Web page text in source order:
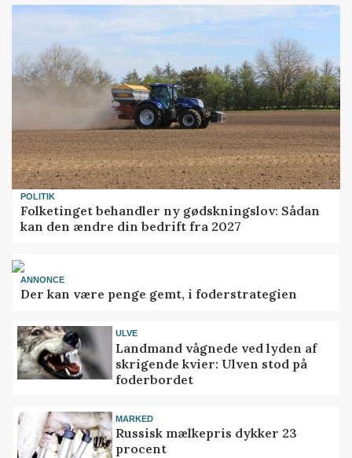
POLITIK
Folketinget behandler ny gødskningslov: Sådan
kan den ændre din bedrift fra 2027
ANNONCE
Der kan være penge gemt, i foderstrategien
ULVE
Landmand vågnede ved lyden af
skrigende kvier: Ulven stod på
foderbordet
MARKED
Russisk mælkepris dykker 23
procent